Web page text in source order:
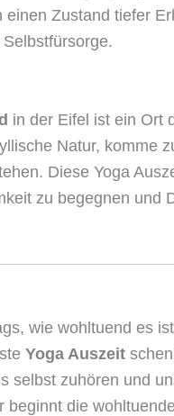
Zustand tiefer
in der Eifel ist ein Ort
Natur, komme
Diese Yoga
zu begegnen und
wie wohltuend es
Yoga Auszeit
selbst zuhören und
beginnt die